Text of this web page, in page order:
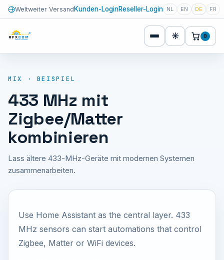
Weltweiter Versand Kunden-LoginReseller-Login NL EN DE FR
☀ 0
MIX · BEISPIEL
433 MHz mit
Zigbee/Matter
kombinieren
Lass ältere 433-MHz-Geräte mit modernen Systemen
zusammenarbeiten.
Use Home Assistant as the central layer. 433
MHz sensors can start automations that control
Zigbee, Matter or WiFi devices.